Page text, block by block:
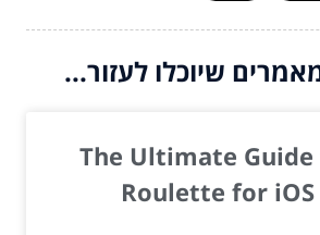
שיוכלו לעזור...
The Ultimate
Roulette for iOS